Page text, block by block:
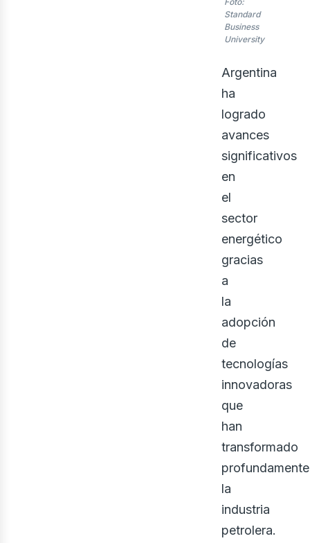
Standard
Business
University
Argentina
ha
logrado
avances
significativos
en
el
sector
energético
gracias
a
la
adopción
de
tecnologías
innovadoras
que
han
transformado
profundamente
la
industria
petrolera.